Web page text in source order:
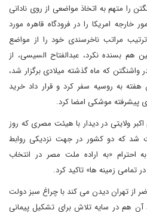
را متهم به اتخاذ مواضعی از روی نادانی
خارجه امریکا را در فرودگاه قاهره مورد
ترتیب مراتب ناخرسندی خود را از مواضع
بسنده نکرد، عبدالفتاح السیسی، از
واشنگتن که ماه گذشته میلادی برگزار شد،
به روسیه سفر کرد و قرار داد خرید
پیشرفته موشکی امضا کرد.
اکبر ولایتی در دیدار با هیئت مصری که روز
شد که دو کشور در جهت نزدیکی روابط
«به اراده ملت مصر در انتخاب
زمینه ها» تاکید کرد.
از تهران دیدن می کند با چراغ سبز دولت
آن هم در سایه تلاش برای تشکیل پیمانی